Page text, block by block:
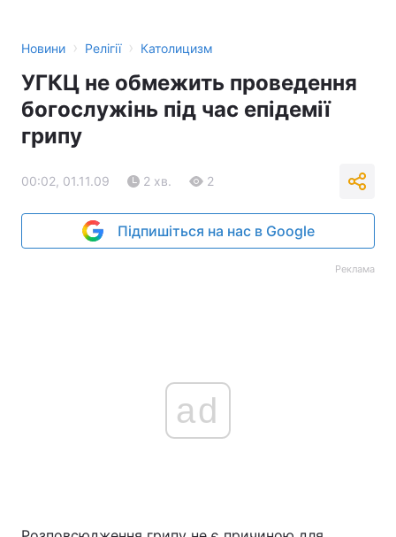
Новини › Релігії › Католицизм
УГКЦ не обмежить проведення
богослужінь під час епідемії
грипу
00:02, 01.11.09 2 хв. 2
Підпишіться на нас в Google
Реклама
ad